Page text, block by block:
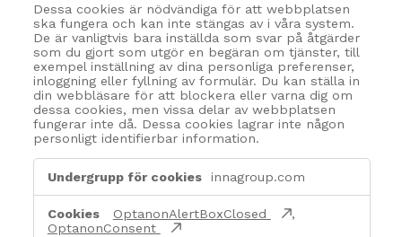
Dessa cookies är nödvändiga för att webbplatsen
ska fungera och kan inte stängas av i våra system.
De är vanligtvis bara inställda som svar på åtgärder
som du gjort som utgör en begäran om tjänster, till
exempel inställning av dina personliga preferenser,
inloggning eller fyllning av formulär. Du kan ställa in
din webbläsare för att blockera eller varna dig om
dessa cookies, men vissa delar av webbplatsen
fungerar inte då. Dessa cookies lagrar inte någon
personligt identifierbar information.
nödvändiga
cookies
innagroup.com
OptanonAlertBoxClosed
,
OptanonConsent